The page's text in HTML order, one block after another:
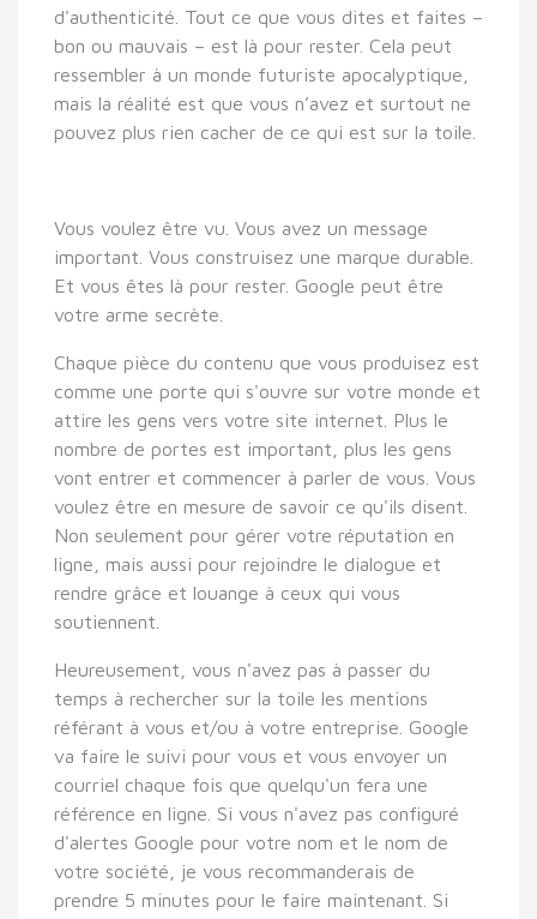
d'authenticité. Tout ce que vous dites et faites –
bon ou mauvais – est là pour rester. Cela peut
ressembler à un monde futuriste apocalyptique,
mais la réalité est que vous n’avez et surtout ne
pouvez plus rien cacher de ce qui est sur la toile.
Vous voulez être vu. Vous avez un message
important. Vous construisez une marque durable.
Et vous êtes là pour rester. Google peut être
votre arme secrète.
Chaque pièce du contenu que vous produisez est
comme une porte qui s'ouvre sur votre monde et
attire les gens vers votre site internet. Plus le
nombre de portes est important, plus les gens
vont entrer et commencer à parler de vous. Vous
voulez être en mesure de savoir ce qu'ils disent.
Non seulement pour gérer votre réputation en
ligne, mais aussi pour rejoindre le dialogue et
rendre grâce et louange à ceux qui vous
soutiennent.
Heureusement, vous n'avez pas à passer du
temps à rechercher sur la toile les mentions
référant à vous et/ou à votre entreprise. Google
va faire le suivi pour vous et vous envoyer un
courriel chaque fois que quelqu'un fera une
référence en ligne. Si vous n'avez pas configuré
d'alertes Google pour votre nom et le nom de
votre société, je vous recommanderais de
prendre 5 minutes pour le faire maintenant. Si